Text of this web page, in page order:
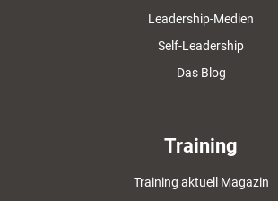
Leadership-Medien
Self-Leadership
Das Blog
Training
Training aktuell Magazin